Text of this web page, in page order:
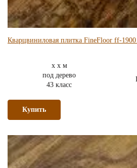
Кварцвиниловая плитка FineFloor ff-
x x м
под дерево
43 класс
Купить